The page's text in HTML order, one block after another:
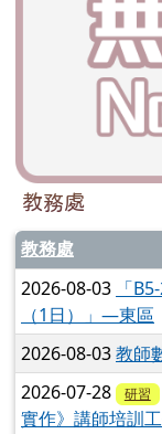
教務處
教務處
2026-08-03 「
（1日）」—東區
2026-08-03教師
2026-07-28
研習
實作》講師培訓